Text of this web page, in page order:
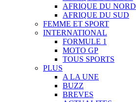
AFRIQUE DU NORD
AFRIQUE DU SUD
FEMME ET SPORT
INTERNATIONAL
FORMULE 1
MOTO GP
TOUS SPORTS
PLUS
A LA UNE
BUZZ
BREVES